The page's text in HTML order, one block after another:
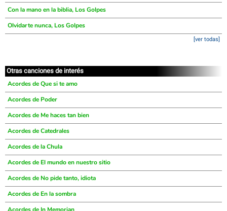
Con la mano en la biblia, Los Golpes
Olvidarte nunca, Los Golpes
[ver todas]
Otras canciones de interés
Acordes de Que si te amo
Acordes de Poder
Acordes de Me haces tan bien
Acordes de Catedrales
Acordes de la Chula
Acordes de El mundo en nuestro sitio
Acordes de No pide tanto, idiota
Acordes de En la sombra